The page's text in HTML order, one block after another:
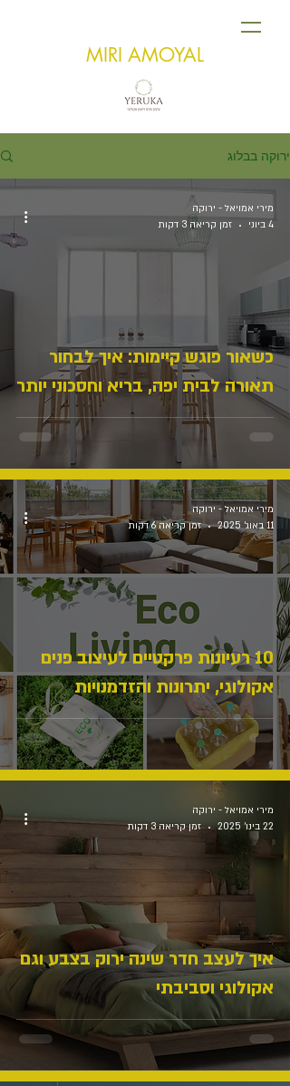
MIRI AMOYAL
ירוקה בבלוג
כשאור פוגש קיימות: איך לבחור
תאורה לבית יפה, בריא וחסכוני יותר
מירי אמויאל - ירוקה
4 ביוני
זמן קריאה 3 דקות
10 רעיונות פרקטיים לעיצוב פנים
אקולוגי, יתרונות והזדמנויות
מירי אמויאל - ירוקה
11 באוג׳ 2025
זמן קריאה 6 דקות
איך לעצב חדר שינה ירוק בצבע וגם
אקולוגי וסביבתי
מירי אמויאל - ירוקה
22 בינו׳ 2025
זמן קריאה 3 דקות